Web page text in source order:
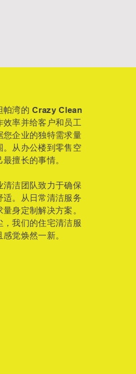
帕湾的 Crazy Clean
效率并给客户和员工
您企业的独特需求量
。从办公楼到零售空
擅长的事情。
清洁团队致力于确保
适。从日常清洁服务
身定制解决方案。
我们的住宅清洁服
觉焕然一新。